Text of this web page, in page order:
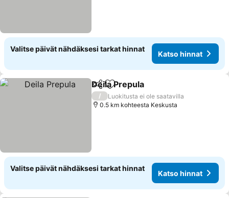
Valitse päivät nähdäksesi tarkat hinnat
Katso hinnat
Jaa Lisää suosikkeihin
Deila Prepula
/
Luokitusta ei ole saatavilla
0.5 km kohteesta Keskusta
Valitse päivät nähdäksesi tarkat hinnat
Katso hinnat